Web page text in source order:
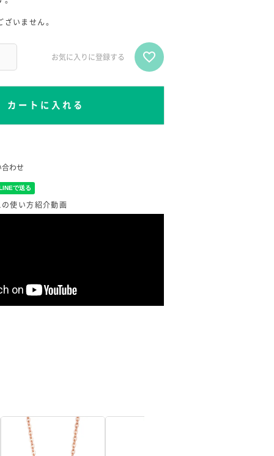
ざいません。
お気に入りに登録する
カートに入れる
合わせ
使い方紹介動画